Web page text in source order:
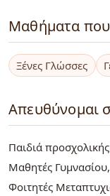
Μαθήματα
Ξένες Γλώσσες
Απευθύνομαι
Παιδιά προσχολικής
Μαθητές Γυμνασίου
Φοιτητές